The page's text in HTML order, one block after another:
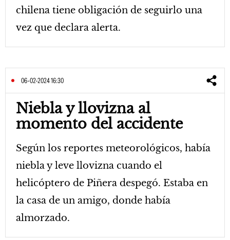
chilena tiene obligación de seguirlo una
vez que declara alerta.
06-02-2024 16:30
Niebla y llovizna al
momento del accidente
Según los reportes meteorológicos, había
niebla y leve llovizna cuando el
helicóptero de Piñera despegó. Estaba en
la casa de un amigo, donde había
almorzado.